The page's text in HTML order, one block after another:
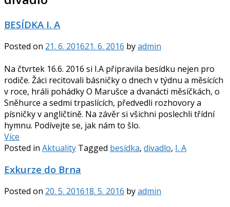
BESÍDKA I. A
Posted on 21. 6. 201621. 6. 2016 byadmin
Na čtvrtek 16.6. 2016 si I.A připravila besídku nejen pro
rodiče. Žáci recitovali básničky o dnech v týdnu a měsících
v roce, hráli pohádky O Marušce a dvanácti měsíčkách, o
Sněhurce a sedmi trpaslících, předvedli rozhovory a
písničky v angličtině. Na závěr si všichni poslechli třídní
hymnu. Podívejte se, jak nám to šlo.
Více
Posted in Aktuality Tagged besídka, divadlo, I. A
Exkurze do Brna
Posted on 20. 5. 201618. 5. 2016 byadmin